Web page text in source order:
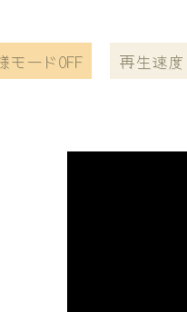
モードOFF 再生速度